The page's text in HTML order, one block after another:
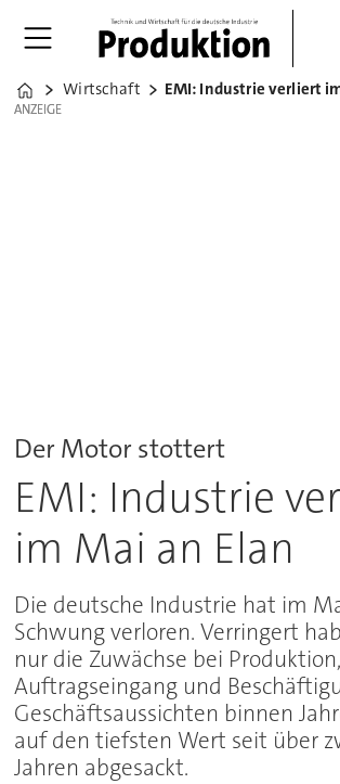
Home
Wirtschaft EMI: Industrie verliert
ANZEIGE
ANZEIGE
Der Motor stottert
EMI: Industrie
im Mai an Elan
Die deutsche Industrie hat im
Schwung verloren. Verringert
nur die Zuwächse bei Produktion,
Auftragseingang und
Geschäftsaussichten binnen
auf den tiefsten Wert seit über
Jahren abgesackt.